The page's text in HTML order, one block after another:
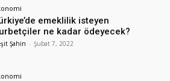
emeklilik isteyen
ne kadar ödeyecek?
Şahin - Şubat 7, 2022